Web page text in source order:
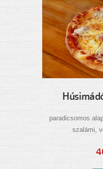
paradicsomos
szalámi,